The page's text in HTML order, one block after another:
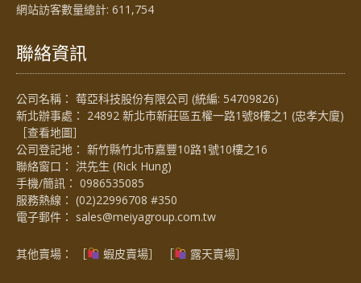
網站訪客數量總計: 611,754
聯絡資訊
公司名稱： 莓亞科技股份有限公司 (統編: 54709826)
新北辦事處： 24892 新北市新莊區五權一路1號8樓之1 (忠孝大廈)
［查看地圖］
公司登記地： 新竹縣竹北市嘉豐10路1號10樓之16
聯絡窗口： 洪先生 (Rick Hung)
手機/簡訊： 0986535085
服務熱線： (02)22996708 #350
電子郵件： sales@meiyagroup.com.tw
其他賣場： ［ 蝦皮賣場］ ［ 露天賣場］